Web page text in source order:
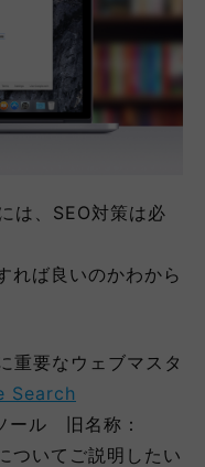
は、SEO対策は必
れば良いのかわから
重要なウェブマスタ
Search
ール 旧名称：
ついてご説明したい